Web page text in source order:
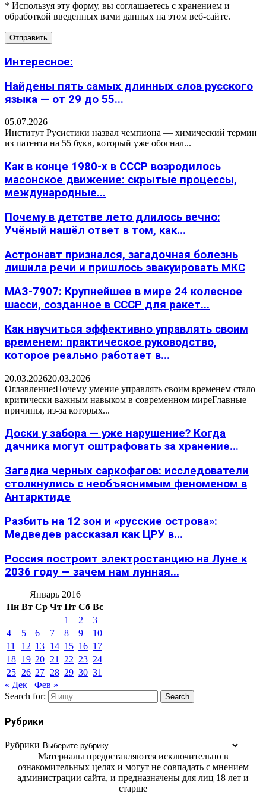
* Используя эту форму, вы соглашаетесь с хранением и
обработкой введенных вами данных на этом веб-сайте.
Интересное:
Найдены пять самых длинных слов русского
языка — от 29 до 55...
05.07.2026
Институт Русистики назвал чемпиона — химический термин
из патента на 55 букв, который уже обогнал...
Как в конце 1980-х в СССР возродилось
масонское движение: скрытые процессы,
международные...
Почему в детстве лето длилось вечно:
Учёный нашёл ответ в том, как...
Астронавт признался, загадочная болезнь
лишила речи и пришлось эвакуировать МКС
МАЗ-7907: Крупнейшее в мире 24 колесное
шасси, созданное в СССР для ракет...
Как научиться эффективно управлять своим
временем: практическое руководство,
которое реально работает в...
20.03.202620.03.2026
Оглавление:Почему умение управлять своим временем стало
критически важным навыком в современном миреГлавные
причины, из-за которых...
Доски у забора — уже нарушение? Когда
дачника могут оштрафовать за хранение...
Загадка черных саркофагов: исследователи
столкнулись с необъяснимым феноменом в
Антарктиде
Разбить на 12 зон и «русские острова»:
Медведев рассказал как ЦРУ в...
Россия построит электростанцию на Луне к
2036 году — зачем нам лунная...
Январь 2016
Пн Вт Ср Чт Пт Сб Вс
1
2
3
4
5 6 7 8 9
10
11
12 13 14 15 16 17
18 19 20 21 22 23 24
25 26 27 28 29 30 31
« Дек
Фев »
Search for:
Search
Рубрики
Рубрики
Материалы предоставляются исключительно в
ознакомительных целях и могут не совпадать с мнением
администрации сайта, и предназначены для лиц 18 лет и
старше